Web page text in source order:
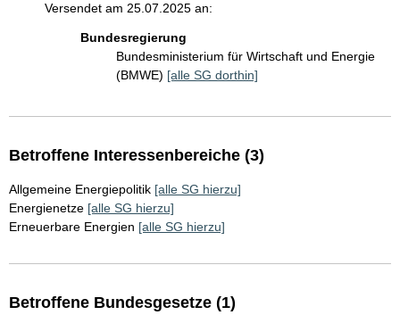
Versendet am 25.07.2025 an:
Bundesregierung
Bundesministerium für Wirtschaft und Energie
(BMWE) [alle SG dorthin]
Betroffene Interessenbereiche (3)
Allgemeine Energiepolitik [alle SG hierzu]
Energienetze [alle SG hierzu]
Erneuerbare Energien [alle SG hierzu]
Betroffene Bundesgesetze (1)